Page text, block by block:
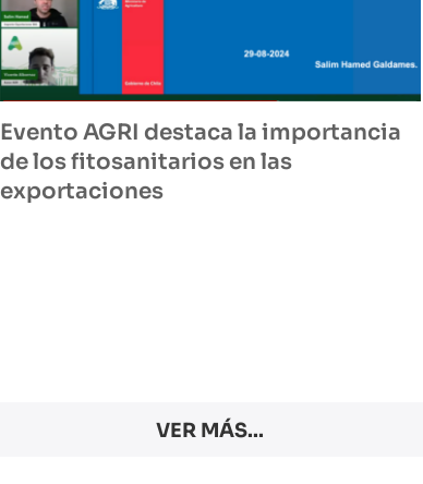
Evento AGRI destaca la importancia
de los fitosanitarios en las
exportaciones
VER MÁS...